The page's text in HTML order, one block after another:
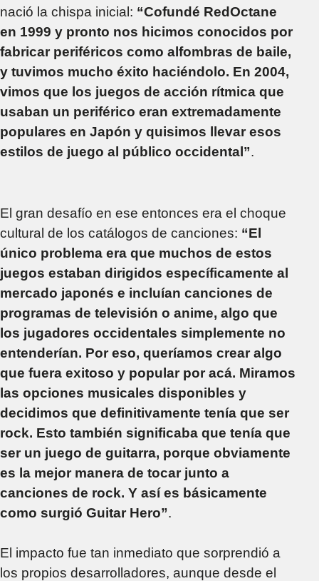
nació la chispa inicial: “Cofundé RedOctane
en 1999 y pronto nos hicimos conocidos por
fabricar periféricos como alfombras de baile,
y tuvimos mucho éxito haciéndolo. En 2004,
vimos que los juegos de acción rítmica que
usaban un periférico eran extremadamente
populares en Japón y quisimos llevar esos
estilos de juego al público occidental”.
El gran desafío en ese entonces era el choque
cultural de los catálogos de canciones: “El
único problema era que muchos de estos
juegos estaban dirigidos específicamente al
mercado japonés e incluían canciones de
programas de televisión o anime, algo que
los jugadores occidentales simplemente no
entenderían. Por eso, queríamos crear algo
que fuera exitoso y popular por acá. Miramos
las opciones musicales disponibles y
decidimos que definitivamente tenía que ser
rock. Esto también significaba que tenía que
ser un juego de guitarra, porque obviamente
es la mejor manera de tocar junto a
canciones de rock. Y así es básicamente
como surgió Guitar Hero”.
El impacto fue tan inmediato que sorprendió a
los propios desarrolladores, aunque desde el